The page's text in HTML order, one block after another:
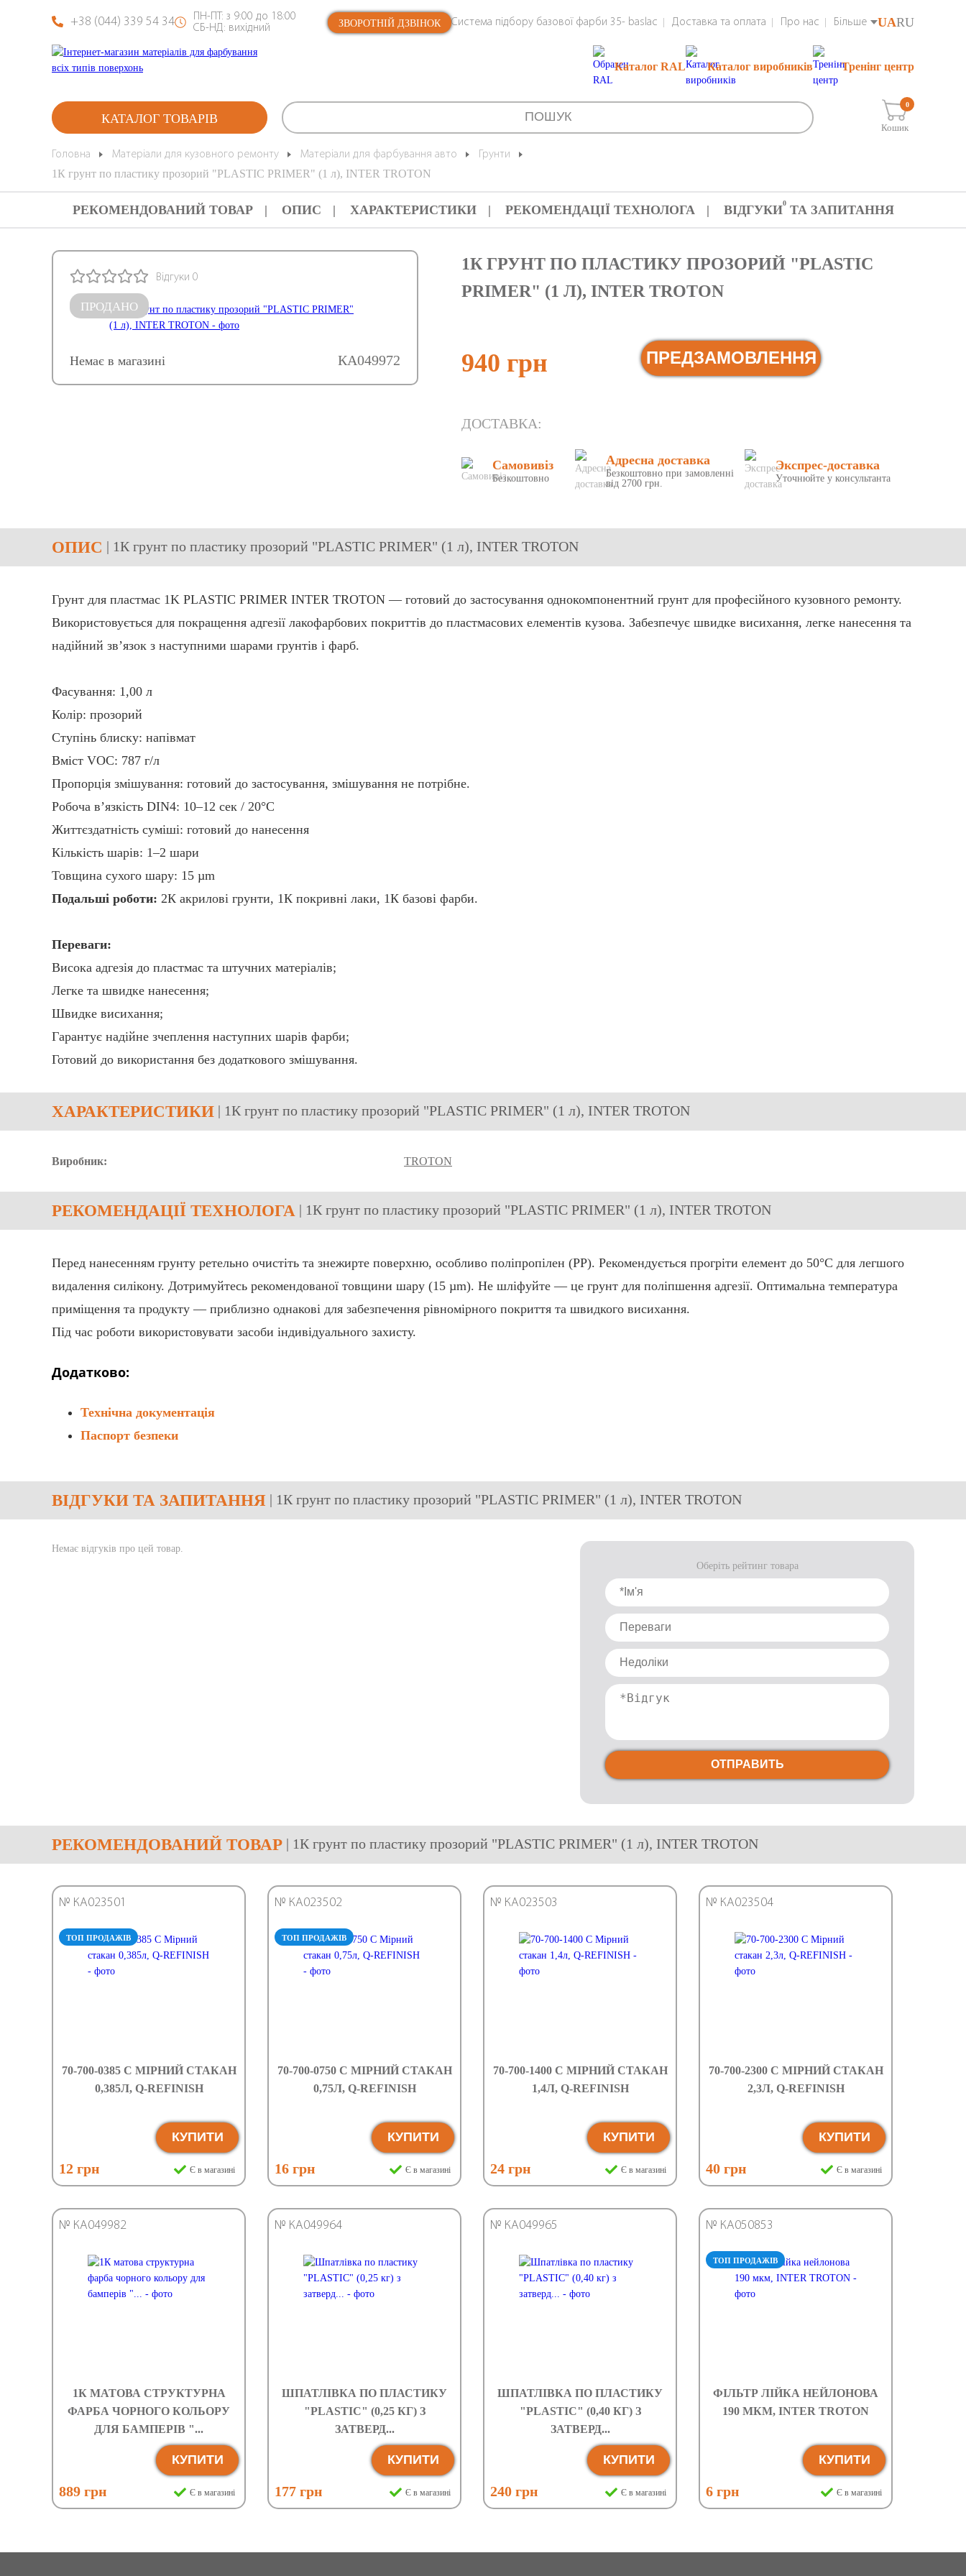
+38 (044) 339 54 34
ПН-ПТ: з 9:00 до 18:00
СБ-НД: вихідний
ЗВОРОТНІЙ ДЗВІНОК Система підбору базової фарби 35- baslac Доставка та оплата Про нас Більше UARU
Каталог RAL Каталог виробників Тренінг центр
КАТАЛОГ ТОВАРІВ
Кошик
0
Головна Матеріали для кузовного ремонту Матеріали для фарбування авто Грунти
1К грунт по пластику прозорий "PLASTIC PRIMER" (1 л), INTER TROTON
РЕКОМЕНДОВАНИЙ ТОВАР ОПИС ХАРАКТЕРИСТИКИ РЕКОМЕНДАЦІЇ ТЕХНОЛОГА ВІДГУКИ0 ТА ЗАПИТАННЯ
Відгуки 0
КА049972
Немає в магазині
ПРОДАНО
1К ГРУНТ ПО ПЛАСТИКУ ПРОЗОРИЙ "PLASTIC
PRIMER" (1 Л), INTER TROTON
940 грн ПРЕДЗАМОВЛЕННЯ
ДОСТАВКА:
Самовивіз
Безкоштовно
Адресна доставка
Безкоштовно при замовленні
від 2700 грн.
Экспрес-доставка
Уточнюйте у консультанта
ОПИС | 1К грунт по пластику прозорий "PLASTIC PRIMER" (1 л), INTER TROTON
Грунт для пластмас 1K PLASTIC PRIMER INTER TROTON — готовий до застосування однокомпонентний грунт для професійного кузовного ремонту.
Використовується для покращення адгезії лакофарбових покриттів до пластмасових елементів кузова. Забезпечує швидке висихання, легке нанесення та
надійний зв’язок з наступними шарами грунтів і фарб.
Фасування: 1,00 л
Колір: прозорий
Ступінь блиску: напівмат
Вміст VOC: 787 г/л
Пропорція змішування: готовий до застосування, змішування не потрібне.
Робоча в’язкість DIN4: 10–12 сек / 20°C
Життєздатність суміші: готовий до нанесення
Кількість шарів: 1–2 шари
Товщина сухого шару: 15 µm
Подальші роботи: 2К акрилові грунти, 1К покривні лаки, 1К базові фарби.
Переваги:
Висока адгезія до пластмас та штучних матеріалів;
Легке та швидке нанесення;
Швидке висихання;
Гарантує надійне зчеплення наступних шарів фарби;
Готовий до використання без додаткового змішування.
ХАРАКТЕРИСТИКИ | 1К грунт по пластику прозорий "PLASTIC PRIMER" (1 л), INTER TROTON
Виробник: TROTON
РЕКОМЕНДАЦІЇ ТЕХНОЛОГА | 1К грунт по пластику прозорий "PLASTIC PRIMER" (1 л), INTER TROTON
Перед нанесенням грунту ретельно очистіть та знежирте поверхню, особливо поліпропілен (PP). Рекомендується прогріти елемент до 50°C для легшого
видалення силікону. Дотримуйтесь рекомендованої товщини шару (15 µm). Не шліфуйте — це грунт для поліпшення адгезії. Оптимальна температура
приміщення та продукту — приблизно однакові для забезпечення рівномірного покриття та швидкого висихання.
Під час роботи використовувати засоби індивідуального захисту.
Додатково:
Технічна документація
Паспорт безпеки
ВІДГУКИ ТА ЗАПИТАННЯ | 1К грунт по пластику прозорий "PLASTIC PRIMER" (1 л), INTER TROTON
Немає відгуків про цей товар.
Оберіть рейтинг товара
ОТПРАВИТЬ
РЕКОМЕНДОВАНИЙ ТОВАР | 1К грунт по пластику прозорий "PLASTIC PRIMER" (1 л), INTER TROTON
ТОП ПРОДАЖІВ
№ КА023501
70-700-0385 C МІРНИЙ СТАКАН
0,385Л, Q-REFINISH
12 грн
КУПИТИ
Є в магазині
ТОП ПРОДАЖІВ
№ КА023502
70-700-0750 C МІРНИЙ СТАКАН
0,75Л, Q-REFINISH
16 грн
КУПИТИ
Є в магазині
№ КА023503
70-700-1400 C МІРНИЙ СТАКАН
1,4Л, Q-REFINISH
24 грн
КУПИТИ
Є в магазині
№ КА023504
70-700-2300 C МІРНИЙ СТАКАН
2,3Л, Q-REFINISH
40 грн
КУПИТИ
Є в магазині
№ КА049982
1К МАТОВА СТРУКТУРНА
ФАРБА ЧОРНОГО КОЛЬОРУ
ДЛЯ БАМПЕРІВ "...
889 грн
КУПИТИ
Є в магазині
№ КА049964
ШПАТЛІВКА ПО ПЛАСТИКУ
"PLASTIC" (0,25 КГ) З
ЗАТВЕРД...
177 грн
КУПИТИ
Є в магазині
№ КА049965
ШПАТЛІВКА ПО ПЛАСТИКУ
"PLASTIC" (0,40 КГ) З
ЗАТВЕРД...
240 грн
КУПИТИ
Є в магазині
ТОП ПРОДАЖІВ
№ КА050853
ФІЛЬТР ЛІЙКА НЕЙЛОНОВА
190 МКМ, INTER TROTON
6 грн
КУПИТИ
Є в магазині